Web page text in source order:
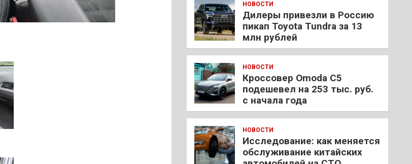
НОВОСТИ
Дилеры привезли в Россию
пикап Toyota Tundra за 13
млн рублей
НОВОСТИ
Кроссовер Omoda C5
подешевел на 253 тыс. руб.
с начала года
НОВОСТИ
Исследование: как меняется
обслуживание китайских